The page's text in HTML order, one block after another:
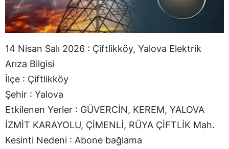
14 Nisan Salı 2026 : Çiftlikköy, Yalova Elektrik
Arıza Bilgisi
İlçe : Çiftlikköy
Şehir : Yalova
Etkilenen Yerler : GÜVERCİN, KEREM, YALOVA
İZMİT KARAYOLU, ÇİMENLİ, RÜYA ÇİFTLİK Mah.
Kesinti Nedeni : Abone bağlama